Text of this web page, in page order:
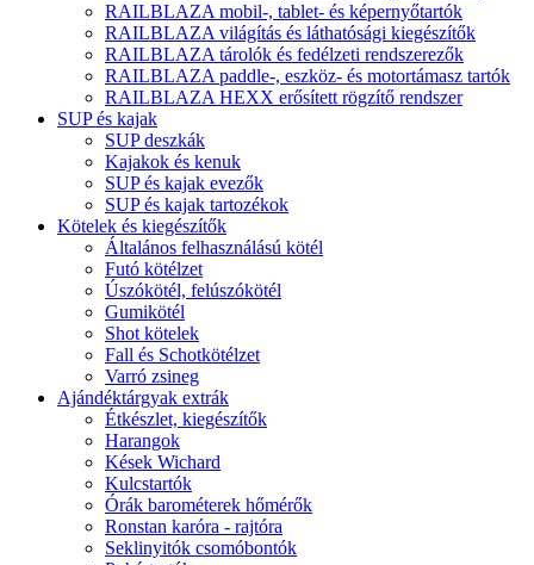
RAILBLAZA mobil-, tablet- és képernyőtartók
RAILBLAZA világítás és láthatósági kiegészítők
RAILBLAZA tárolók és fedélzeti rendszerezők
RAILBLAZA paddle-, eszköz- és motortámasz tartók
RAILBLAZA HEXX erősített rögzítő rendszer
SUP és kajak
SUP deszkák
Kajakok és kenuk
SUP és kajak evezők
SUP és kajak tartozékok
Kötelek és kiegészítők
Általános felhasználású kötél
Futó kötélzet
Úszókötél, felúszókötél
Gumikötél
Shot kötelek
Fall és Schotkötélzet
Varró zsineg
Ajándéktárgyak extrák
Étkészlet, kiegészítők
Harangok
Kések Wichard
Kulcstartók
Órák barométerek hőmérők
Ronstan karóra - rajtóra
Seklinyitók csomóbontók